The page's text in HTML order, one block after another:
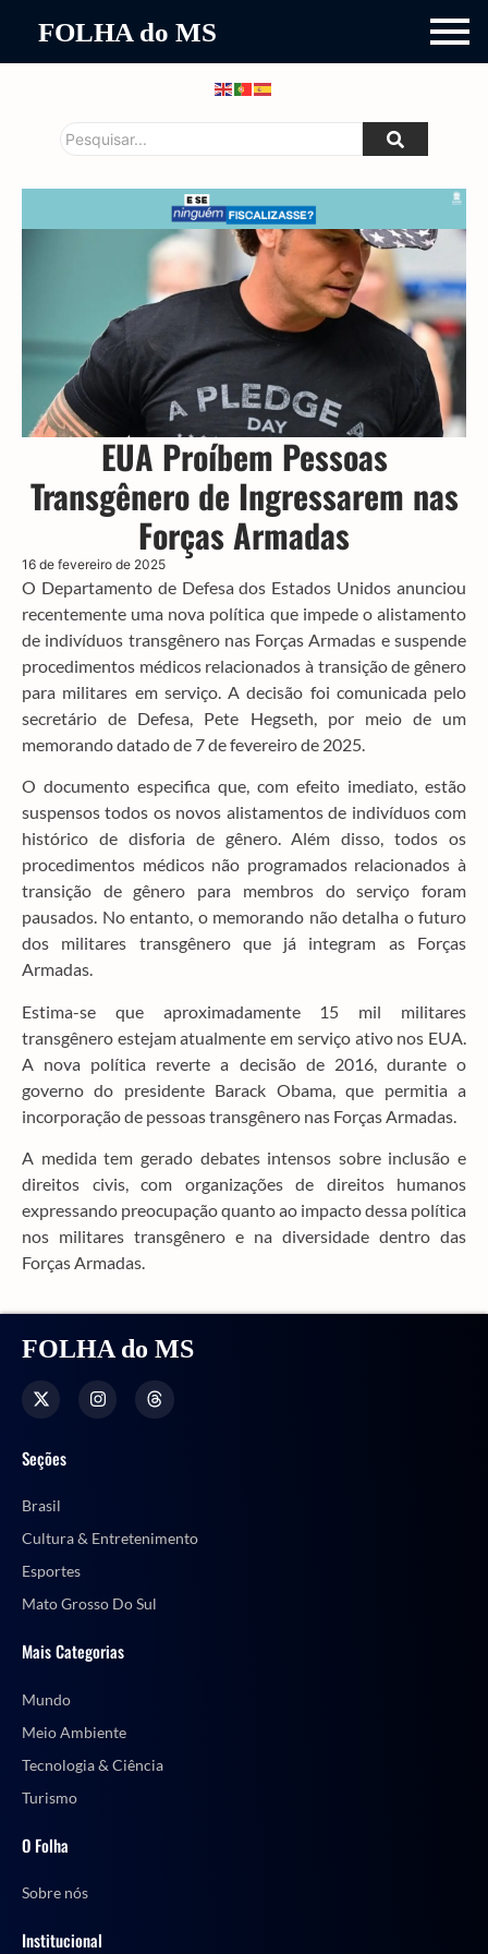
FOLHA do MS
EUA Proíbem Pessoas
Transgênero de Ingressarem nas
Forças Armadas
16 de fevereiro de 2025
O Departamento de Defesa dos Estados Unidos anunciou
recentemente uma nova política que impede o alistamento
de indivíduos transgênero nas Forças Armadas e suspende
procedimentos médicos relacionados à transição de gênero
para militares em serviço. A decisão foi comunicada pelo
secretário de Defesa, Pete Hegseth, por meio de um
memorando datado de 7 de fevereiro de 2025.
O documento especifica que, com efeito imediato, estão
suspensos todos os novos alistamentos de indivíduos com
histórico de disforia de gênero. Além disso, todos os
procedimentos médicos não programados relacionados à
transição de gênero para membros do serviço foram
pausados. No entanto, o memorando não detalha o futuro
dos militares transgênero que já integram as Forças
Armadas.
Estima-se que aproximadamente 15 mil militares
transgênero estejam atualmente em serviço ativo nos EUA.
A nova política reverte a decisão de 2016, durante o
governo do presidente Barack Obama, que permitia a
incorporação de pessoas transgênero nas Forças Armadas.
A medida tem gerado debates intensos sobre inclusão e
direitos civis, com organizações de direitos humanos
expressando preocupação quanto ao impacto dessa política
nos militares transgênero e na diversidade dentro das
Forças Armadas.
FOLHA do MS
Seções
Brasil
Cultura & Entretenimento
Esportes
Mato Grosso Do Sul
Mais Categorias
Mundo
Meio Ambiente
Tecnologia & Ciência
Turismo
O Folha
Sobre nós
Institucional